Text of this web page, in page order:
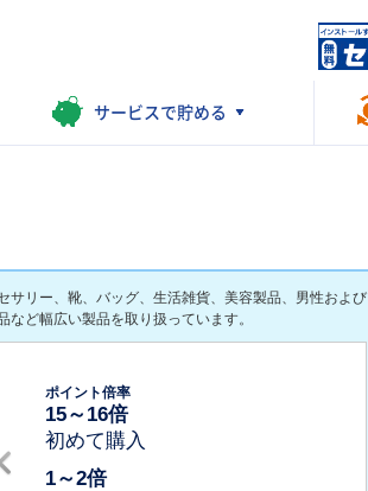
サービスで貯める
リー、靴、バッグ、生活雑貨、美容製品、男性および
ど幅広い製品を取り扱っています。
ポイント倍率
15～ 16倍
初めて購入
1～2倍